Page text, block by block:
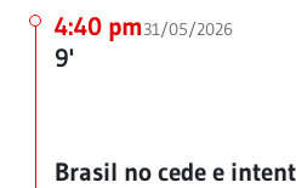
4:40 pm31/05/2026
9'
Brasil no cede e